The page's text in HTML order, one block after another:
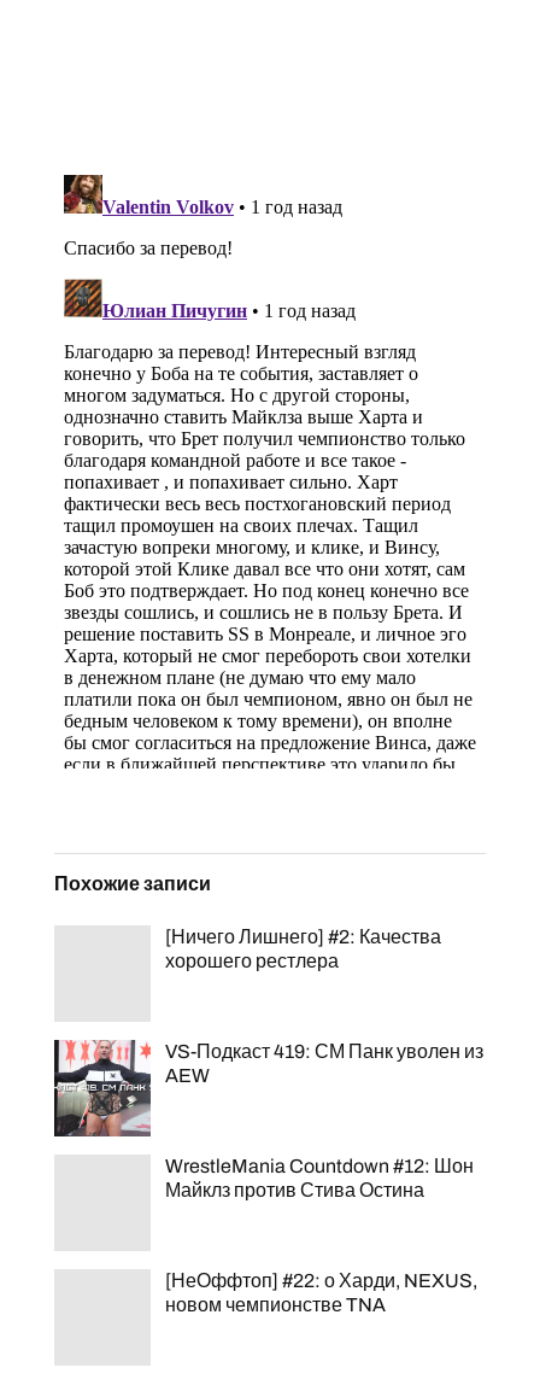
Похожие записи
[Ничего Лишнего] #2: Качества
хорошего рестлера
VS-Подкаст 419: СМ Панк уволен из
AEW
WrestleMania Countdown #12: Шон
Майклз против Стива Остина
[НеОффтоп] #22: о Харди, NEXUS,
новом чемпионстве TNA